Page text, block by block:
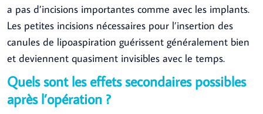
a pas d’incisions importantes comme avec les implants.
Les petites incisions nécessaires pour l’insertion des
canules de lipoaspiration guérissent généralement bien
et deviennent quasiment invisibles avec le temps.
Quels sont les effets secondaires possibles
après l’opération ?